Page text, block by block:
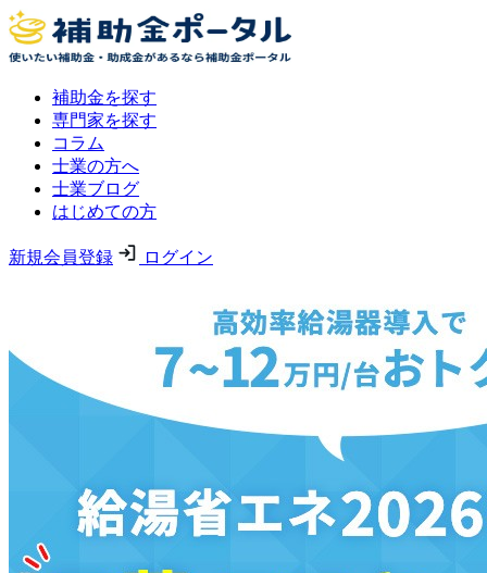
補助金を探す
専門家を探す
コラム
士業の方へ
士業ブログ
はじめての方
新規会員登録 ログイン